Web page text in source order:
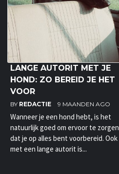
LANGE AUTORIT MET JE
HOND: ZO BEREID JE HET
VOOR
BY REDACTIE 9 MAANDEN AGO
Wanneer je een hond hebt, is het
natuurlijk goed om ervoor te zorgen
dat je op alles bent voorbereid. Ook
met een lange autorit is...